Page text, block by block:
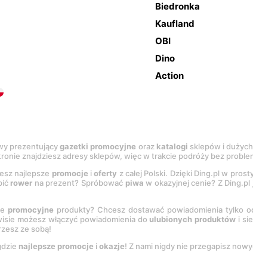
Biedronka
Kaufland
OBI
Dino
Action
prezentującygazetki promocyjne oraz katalogi sklepów i
znajdziesz adresy sklepów, więc w trakcie podróży bez
najlepsze promocje ioferty z całej Polski. Dzięki Ding.pl w
rower na prezent? Spróbować piwa w okazyjnej cenie? Z
promocyjne produkty? Chcesz dostawać powiadomienia tylko
możesz włączyć powiadomienia do ulubionych produktów i
ze sobą!
najlepsze promocje i okazje! Z nami nigdy nie przegapisz